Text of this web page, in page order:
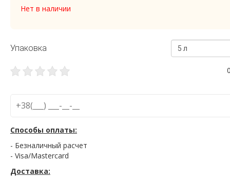
Нет в наличии
Упаковка 5 л
Способы оплаты:
- Безналичный расчет
- Visa/Mastercard
Доставка: